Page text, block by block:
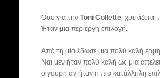
Όσο για την Toni Collette ,
Ήταν μια περίεργη επιλογή.
Από τη μία έδωσε μια πολύ καλή
Ναι μεν ήταν πολύ καλή ως μια
σίγουρη αν ήταν η πιο κατάλληλη